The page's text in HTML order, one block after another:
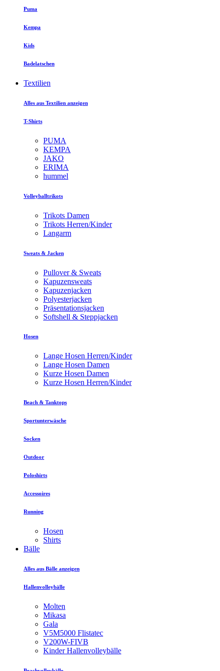
Puma
Kempa
Kids
Badelatschen
Textilien
Alles aus Textilien anzeigen
T-Shirts
PUMA
KEMPA
JAKO
ERIMA
hummel
Volleyballtrikots
Trikots Damen
Trikots Herren/Kinder
Langarm
Sweats & Jacken
Pullover & Sweats
Kapuzensweats
Kapuzenjacken
Polyesterjacken
Präsentationsjacken
Softshell & Steppjacken
Hosen
Lange Hosen Herren/Kinder
Lange Hosen Damen
Kurze Hosen Damen
Kurze Hosen Herren/Kinder
Beach & Tanktops
Sportunterwäsche
Socken
Outdoor
Poloshirts
Accessoires
Running
Hosen
Shirts
Bälle
Alles aus Bälle anzeigen
Hallenvolleybälle
Molten
Mikasa
Gala
V5M5000 Flistatec
V200W-FIVB
Kinder Hallenvolleybälle